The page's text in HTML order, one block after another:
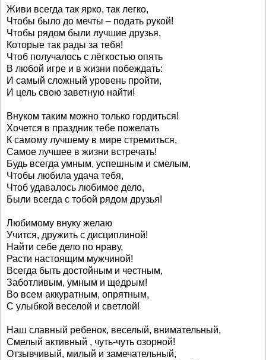
Живи всегда так ярко, так легко,
Чтобы было до мечты – подать рукой!
Чтобы рядом были лучшие друзья,
Которые так рады за тебя!
Чтоб получалось с лёгкостью опять
В любой игре и в жизни побеждать:
И самый сложный уровень пройти,
И цель свою заветную найти!
Внуком таким можно только гордиться!
Хочется в праздник тебе пожелать
К самому лучшему в мире стремиться,
Самое лучшее в жизни встречать!
Будь всегда умным, успешным и смелым,
Чтобы любила удача тебя,
Чтоб удавалось любимое дело,
Были всегда с тобой рядом друзья!
Любимому внуку желаю
Учится, дружить с дисциплиной!
Найти себе дело по нраву,
Расти настоящим мужчиной!
Всегда быть достойным и честным,
Заботливым, умным и щедрым!
Во всем аккуратным, опрятным,
С улыбкой веселой и светлой!
Наш славный ребенок, веселый, внимательный,
Смелый активный , чуть-чуть озорной!
Отзывчивый, милый и замечательный,